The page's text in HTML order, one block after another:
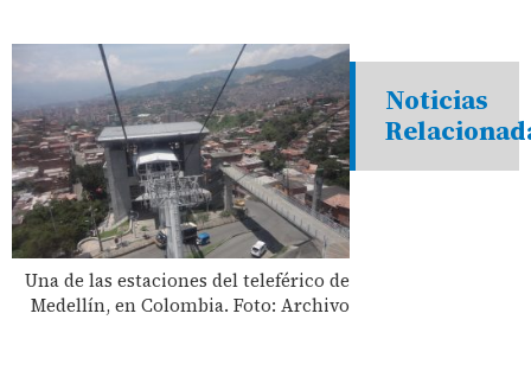
Una de las estaciones del teleférico de
Medellín, en Colombia. Foto: Archivo
Noticias